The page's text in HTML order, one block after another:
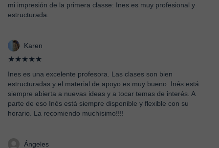
mi impresión de la primera classe: Ines es muy profesional y
estructurada.
Karen
★★★★★
Ines es una excelente profesora. Las clases son bien
estructuradas y el material de apoyo es muy bueno. Inés está
siempre abierta a nuevas ideas y a tocar temas de interés. A
parte de eso Inés está siempre disponible y flexible con su
horario. La recomiendo muchísimo!!!!
Ángeles